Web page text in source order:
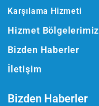
Karşılama Hizmeti
Hizmet Bölgelerimiz
Bizden Haberler
İletişim
Bizden Haberler